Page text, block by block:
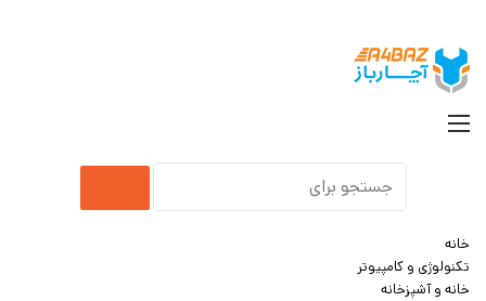
منو
جستجو
خانه
تکنولوژی و کامپیوتر
خانه و آشپزخانه